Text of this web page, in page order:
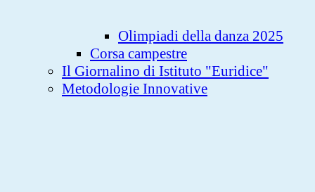
Olimpiadi della danza 2025
Corsa campestre
Il Giornalino di Istituto "Euridice"
Metodologie Innovative